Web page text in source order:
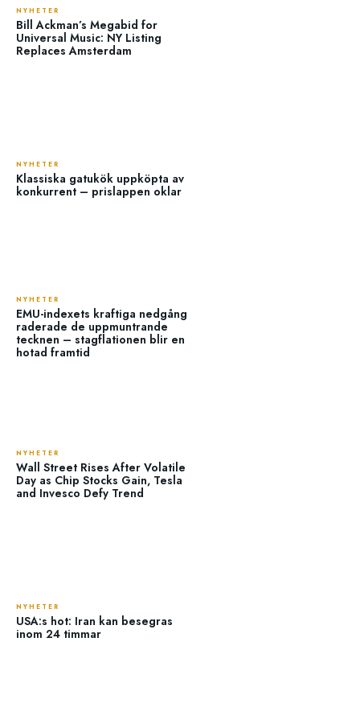
NYHETER
Bill Ackman’s Megabid for
Universal Music: NY Listing
Replaces Amsterdam
NYHETER
Klassiska gatukök uppköpta av
konkurrent – prislappen oklar
NYHETER
EMU-indexets kraftiga nedgång
raderade de uppmuntrande
tecknen – stagflationen blir en
hotad framtid
NYHETER
Wall Street Rises After Volatile
Day as Chip Stocks Gain, Tesla
and Invesco Defy Trend
NYHETER
USA:s hot: Iran kan besegras
inom 24 timmar